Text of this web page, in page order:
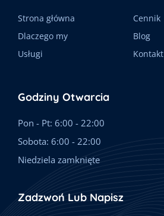
Strona główna
Cennik
Dlaczego my
Blog
Usługi
Kontakt
Godziny Otwarcia
Pon - Pt: 6:00 - 22:00
Sobota: 6:00 - 22:00
Niedziela zamknięte
Zadzwoń Lub Napisz